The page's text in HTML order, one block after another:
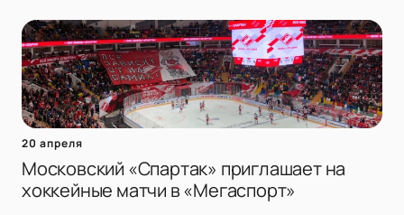
20 апреля
Московский «Спартак» приглашает на
хоккейные матчи в «Мегаспорт»